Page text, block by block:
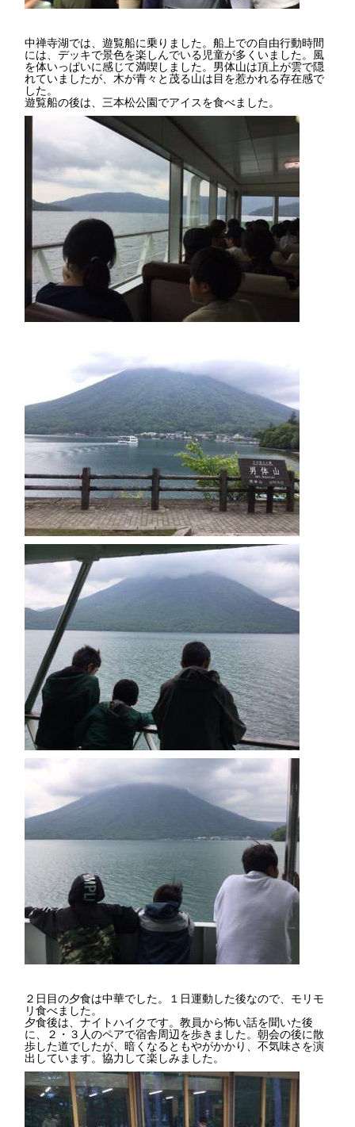
中禅寺湖では、遊覧船に乗りました。船上での自由行動時間
には、デッキで景色を楽しんでいる児童が多くいました。風
を体いっぱいに感じて満喫しました。男体山は頂上が雲で隠
れていましたが、木が青々と茂る山は目を惹かれる存在感で
した。
遊覧船の後は、三本松公園でアイスを食べました。
２日目の夕食は中華でした。１日運動した後なので、モリモ
リ食べました。
夕食後は、ナイトハイクです。教員から怖い話を聞いた後
に、２・３人のペアで宿舎周辺を歩きました。朝会の後に散
歩した道でしたが、暗くなるともやがかかり、不気味さを演
出しています。協力して楽しみました。